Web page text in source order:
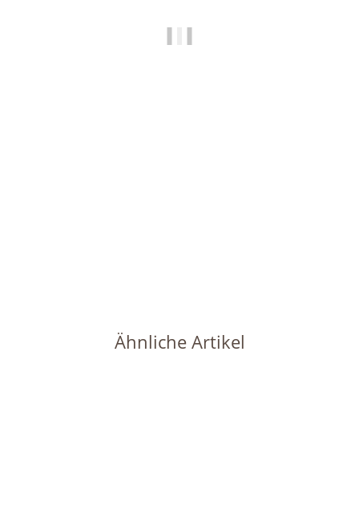
Ähnliche Artikel